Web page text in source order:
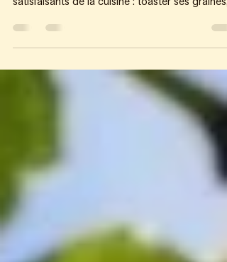
Une minute de chaleur, et la cuisine s’éveille
satisfaisants de la cuisine : toaster ses graines,
ses noix ou ses fruits secs . En quelques
parfums se déploient. Ce n’est pas qu’une
question de plaisir : c’est aussi une manière de
pouvez essayer ce geste dès aujourd’hui. Et si
vous voulez aller plus loin, découvrir d’autre